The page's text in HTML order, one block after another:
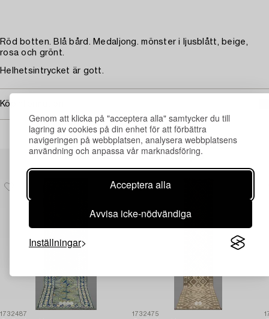
Genom att klicka på "acceptera alla" samtycker du till
lagring av cookies på din enhet för att förbättra
navigeringen på webbplatsen, analysera webbplatsens
användning och anpassa vår marknadsföring.
Acceptera alla
Avvisa icke-nödvändiga
Inställningar
Röd botten. Blå bård. Medaljong. mönster i ljusblått, beige,
rosa och grönt.
Helhetsintrycket är gott.
Köpinformation
Andra har även tittat på
1732487 1732475